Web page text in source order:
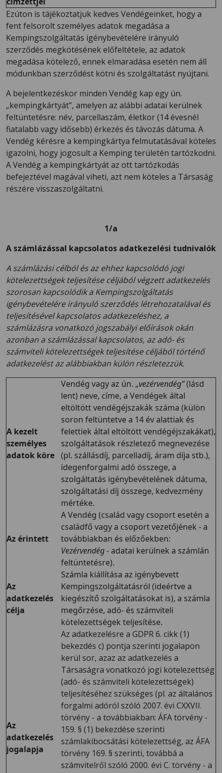
Ezúton is tájékoztatjuk kedves Vendégeinket, hogy a
fent felsorolt személyes adatok megadása a
Kempingszolgáltatás igénybevételére irányuló
szerződés megkötésének előfeltétele, az adatok
megadása kötelező, ennek elmaradása esetén nem áll
módunkban szerződést kötni és szolgáltatást nyújtani.
A bejelentkezéskor minden Vendég kap egy ún.
„kempingkártyát”, amelyen az alábbi adatai kerülnek
feltüntetésre: név, parcellaszám, életkor (14 évesnél
fiatalabb vagy idősebb) érkezés és távozás dátuma. A
Vendég kérésre a kempingkártya felmutatásával köteles
igazolni, hogy jogosult a Kemping területén tartózkodni.
A Vendég a kempingkártyát az ott tartózkodás
befejeztével magával viheti, azt nem köteles a Társaság
részére visszaszolgáltatni.
1/a
A számlázással kapcsolatos adatkezelési tudnivalók
A számlázási célból és az ehhez kapcsolódó jogi
kötelezettségek teljesítése céljából végzett adatkezelés
szorosan kapcsolódik a Kempingszolgáltatás
igénybevételére irányuló szerződés létrehozatalával és
teljesítésével kapcsolatos adatkezeléshez, a
számlázásra vonatkozó jogszabályi előírások okán
azonban a számlázással kapcsolatos, az adó- és
számviteli kötelezettségek teljesítése céljából történő
adatkezelést az alábbiakban külön részletezzük.
A kezelt
személyes
adatok köre
Vendég vagy az ún. „vezérvendég”(lásd
lent) neve, címe, a Vendégek által
eltöltött vendégéjszakák száma (külön
soron feltüntetve a 14 év alattiak és
felettiek által eltöltött vendégéjszakákat),
szolgáltatások részletező megnevezése
(pl. szállásdíj, parcelladíj, áram díja stb.),
idegenforgalmi adó összege, a
szolgáltatás igénybevételének dátuma,
szolgáltatási díj összege, kedvezmény
mértéke.
Az érintett
A Vendég (család vagy csoport esetén a
családfő vagy a csoport vezetőjének - a
továbbiakban és előzőekben:
Vezérvendég- adatai kerülnek a számlán
feltüntetésre).
Az
adatkezelés
célja
Számla kiállítása az igénybevett
Kempingszolgáltatásról (ideértve a
kiegészítő szolgáltatásokat is), a számla
megőrzése, adó- és számviteli
kötelezettségek teljesítése.
Az
adatkezelés
jogalapja
Az adatkezelésre a GDPR 6. cikk (1)
bekezdés c) pontja szerinti jogalapon
kerül sor, azaz az adatkezelés a
Társaságra vonatkozó jogi kötelezettség
(adó- és számviteli kötelezettségek)
teljesítéséhez szükséges (pl. az általános
forgalmi adóról szóló 2007. évi CXXVII.
törvény - a továbbiakban: ÁFA törvény -
159. § (1) bekezdése szerinti
számlakibocsátási kötelezettség, az ÁFA
törvény 169. § szerinti, továbbá a
számvitelről szóló 2000. évi C. törvény - a